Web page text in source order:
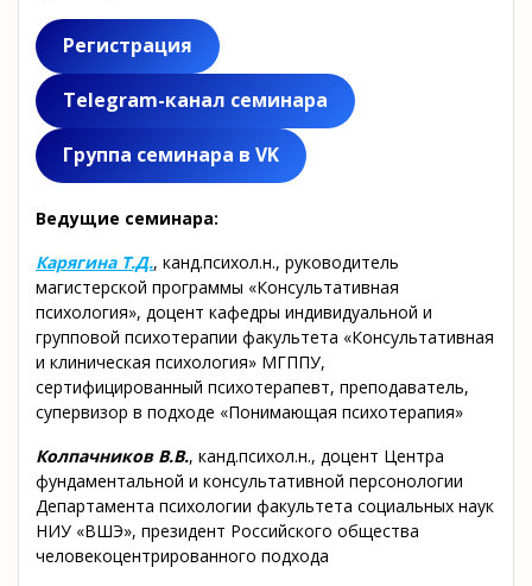
Регистрация
Telegram-канал семинара
Группа семинара в VK
Ведущие семинара:
Карягина Т.Д., канд.психол.н., руководитель
магистерской программы «Консультативная
психология», доцент кафедры индивидуальной и
групповой психотерапии факультета «Консультативная
и клиническая психология» МГППУ,
сертифицированный психотерапевт, преподаватель,
супервизор в подходе «Понимающая психотерапия»
Колпачников В.В., канд.психол.н., доцент Центра
фундаментальной и консультативной персонологии
Департамента психологии факультета социальных наук
НИУ «ВШЭ», президент Российского общества
человекоцентрированного подхода